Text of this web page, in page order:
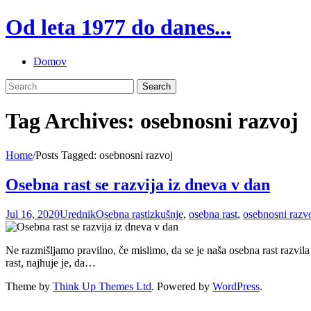
Skip
to
Od leta 1977 do danes...
Domov
Tag Archives: osebnosni razvoj
Home/Posts Tagged: osebnosni razvoj
Osebna rast se razvija iz dneva v dan
Jul 16, 2020UrednikOsebna rastizkušnje, osebna rast, osebnosni
Ne razmišljamo pravilno, če mislimo, da se je naša osebna rast
rast, najhuje je, da…
Theme by Think Up Themes Ltd. Powered by WordPress.